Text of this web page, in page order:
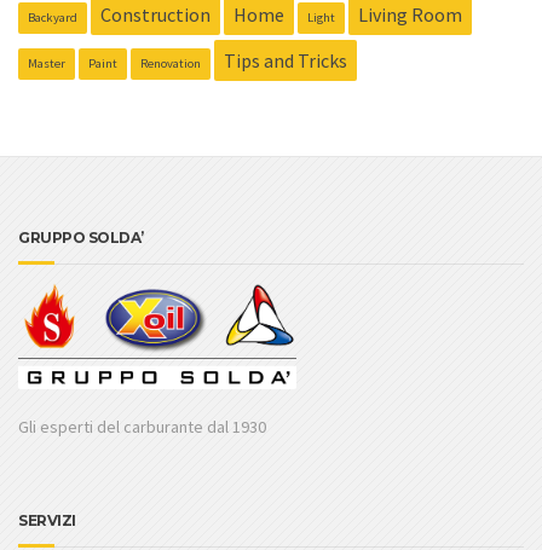
Backyard Construction Home Light Living Room
Master Paint Renovation Tips and Tricks
GRUPPO SOLDA’
Gli esperti del carburante dal 1930
SERVIZI